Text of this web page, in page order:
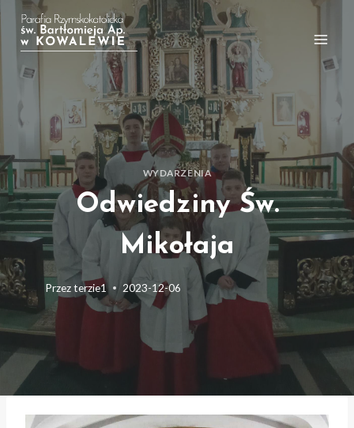
Przejdź
treści
WYDARZENIA
Odwiedziny Św.
Mikołaja
Przezterzie1 2023-12-06